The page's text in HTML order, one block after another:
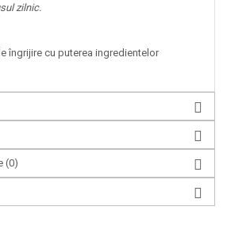
zilnic.
îngrijire cu puterea ingredientelor
(0)